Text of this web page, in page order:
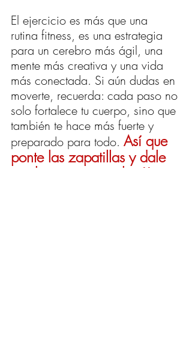
El ejercicio es más que una
rutina fitness, es una estrategia
para un cerebro más ágil, una
mente más creativa y una vida
más conectada. Si aún dudas en
moverte, recuerda: cada paso no
solo fortalece tu cuerpo, sino que
también te hace más fuerte y
preparado para todo. Así que
ponte las zapatillas y dale
ese boost a tu cerebro!!